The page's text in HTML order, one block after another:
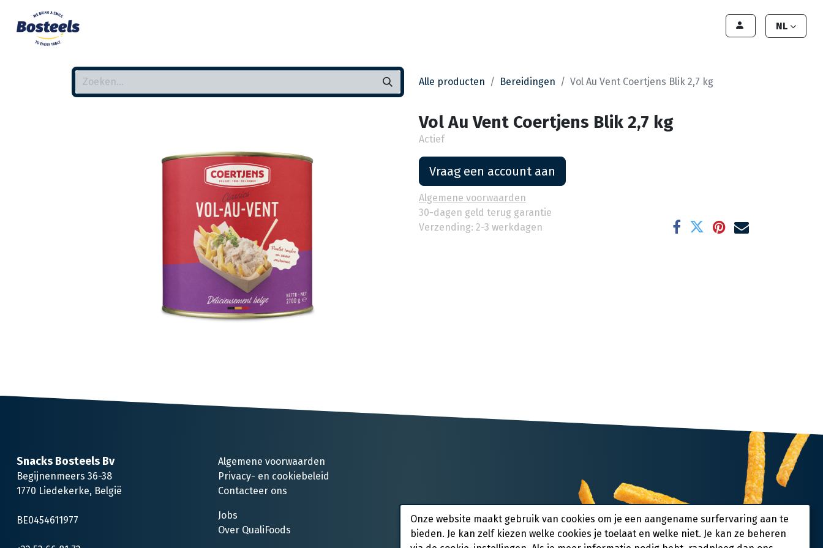
NL
Alle producten Bereidingen Vol Au Vent Coertjens Blik 2,7 kg
Vol Au Vent Coertjens Blik 2,7 kg
Actief
Vraag een account aan
Algemene voorwaarden
30-dagen geld terug garantie
Verzending: 2-3 werkdagen
Snacks Bosteels Bv
Begijnenmeers 36-38
1770 Liedekerke, België
BE0454611977
Algemene voorwaarden
Privacy- en cookiebeleid
Contacteer ons
Jobs
Over QualiFoods
Onze website maakt gebruik van cookies om je een aangename surfervaring aan te
bieden. Je kan zelf kiezen welke cookies je toelaat en welke niet. Je kan ze beheren